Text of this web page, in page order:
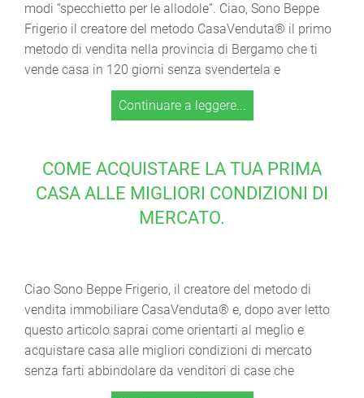
modi “specchietto per le allodole”. Ciao, Sono Beppe
Frigerio il creatore del metodo CasaVenduta® il primo
metodo di vendita nella provincia di Bergamo che ti
vende casa in 120 giorni senza svendertela e
Continuare a leggere...
COME ACQUISTARE LA TUA PRIMA
CASA ALLE MIGLIORI CONDIZIONI DI
MERCATO.
Ciao Sono Beppe Frigerio, il creatore del metodo di
vendita immobiliare CasaVenduta® e, dopo aver letto
questo articolo saprai come orientarti al meglio e
acquistare casa alle migliori condizioni di mercato
senza farti abbindolare da venditori di case che